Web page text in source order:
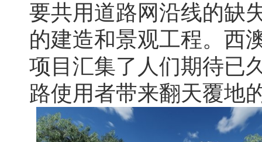
要共用道路网沿线的缺
的建造和景观工程。西
项目汇集了人们期待已
路使用者带来翻天覆地